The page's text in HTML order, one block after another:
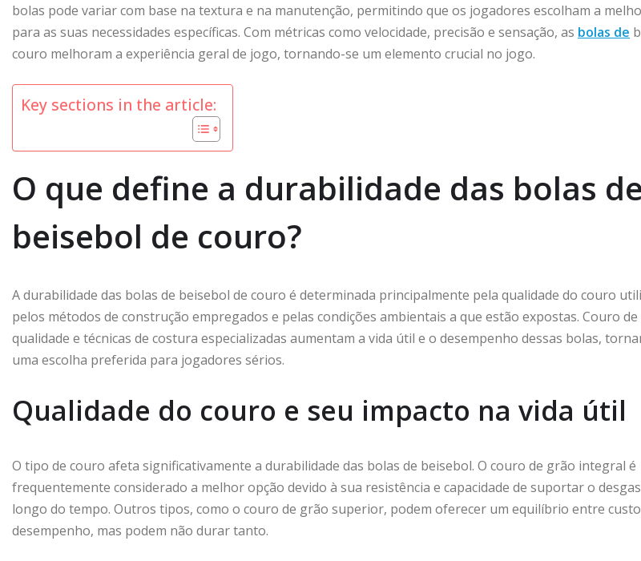
bolas pode variar com base na textura e na manutenção, permitindo que os jogadores escolham a
para as suas necessidades específicas. Com métricas como velocidade, precisão e sensação, as bolas de
couro melhoram a experiência geral de jogo, tornando-se um elemento crucial no jogo.
Key sections in the article:
O que define a durabilidade das bolas de
beisebol de couro?
A durabilidade das bolas de beisebol de couro é determinada principalmente pela qualidade do couro
pelos métodos de construção empregados e pelas condições ambientais a que estão expostas. Couro de
qualidade e técnicas de costura especializadas aumentam a vida útil e o desempenho dessas bolas,
uma escolha preferida para jogadores sérios.
Qualidade do couro e seu impacto na vida útil
O tipo de couro afeta significativamente a durabilidade das bolas de beisebol. O couro de grão integral é
frequentemente considerado a melhor opção devido à sua resistência e capacidade de suportar o
longo do tempo. Outros tipos, como o couro de grão superior, podem oferecer um equilíbrio entre
desempenho, mas podem não durar tanto.